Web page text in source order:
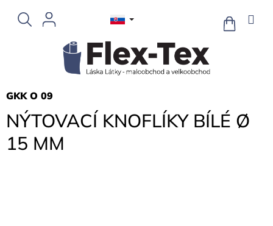
obsah
KOŠÍK
NÝTOVACÍ KNOFLÍKY BÍLÉ Ø
15 MM
GKK O 09